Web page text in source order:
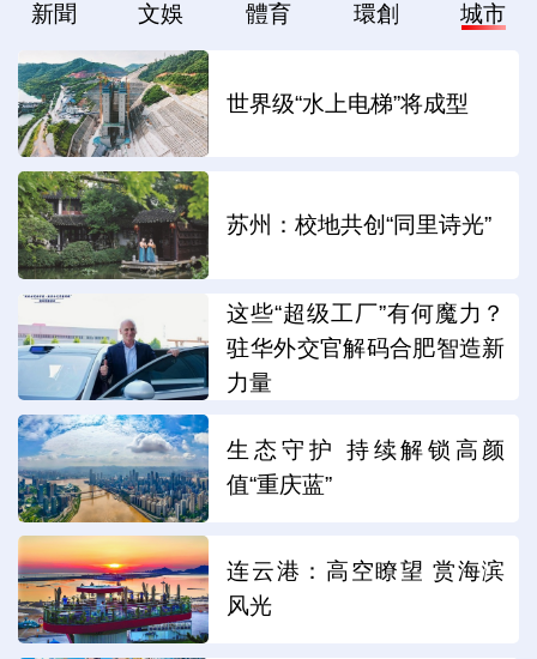
新聞 文娛 體育 環創 城市
世界级“水上电梯”将成型
苏州：校地共创“同里诗光”
这些“超级工厂”有何魔力？
驻华外交官解码合肥智造新
力量
生态守护 持续解锁高颜
值“重庆蓝”
连云港：高空瞭望 赏海滨
风光